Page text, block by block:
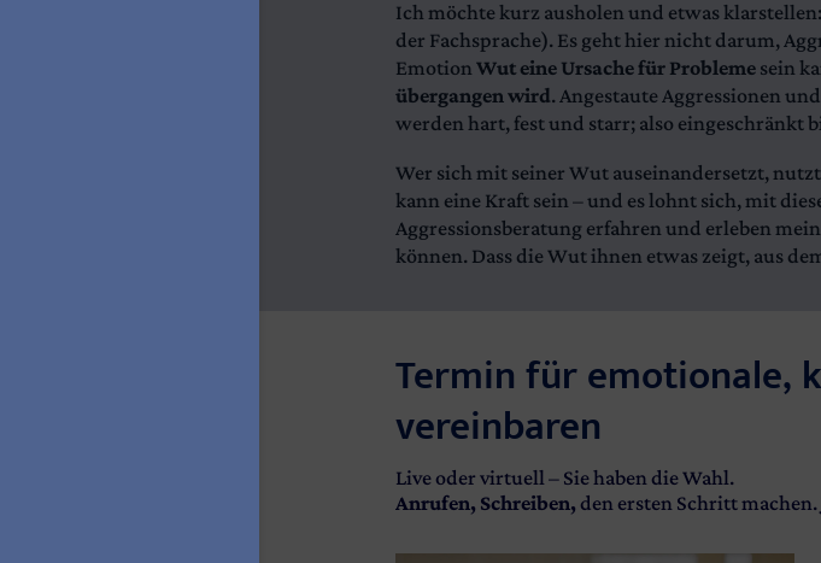
Ich möchte kurz ausholen und etwas
der Fachsprache). Es geht hier nicht darum,
Emotion Wut eine Ursache für Problemesein
übergangen wird. Angestaute Aggressionen
werden hart, fest und starr; also eingeschränkt
Wer sich mit seiner Wut auseinandersetzt,
kann eine Kraft sein – und es lohnt sich, mit
Aggressionsberatung erfahren und erleben
können. Dass die Wut ihnen etwas zeigt, aus
Termin für emotionale,
vereinbaren
Live oder virtuell – Sie haben die Wahl.
Anrufen, Schreiben, den ersten Schritt machen.